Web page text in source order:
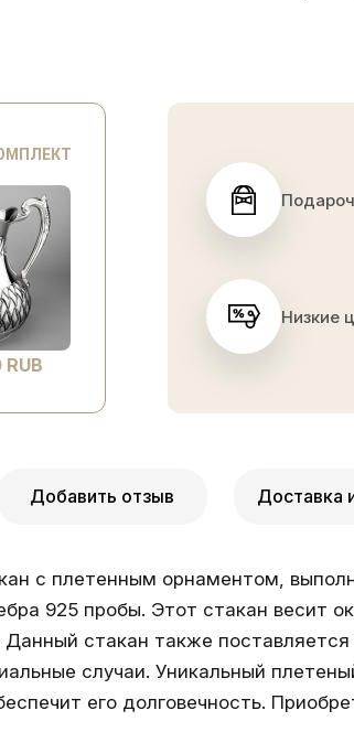
Низкие
Добавить отзыв Доставка
с плетенным орнаментом,
925 пробы. Этот стакан
стакан также
случаи. Уникальный
его долговечность.